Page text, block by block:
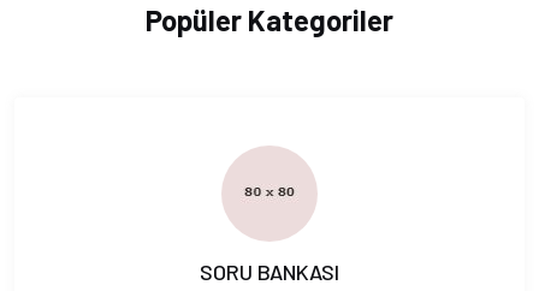
Popüler Kategoriler
SORU BANKASI